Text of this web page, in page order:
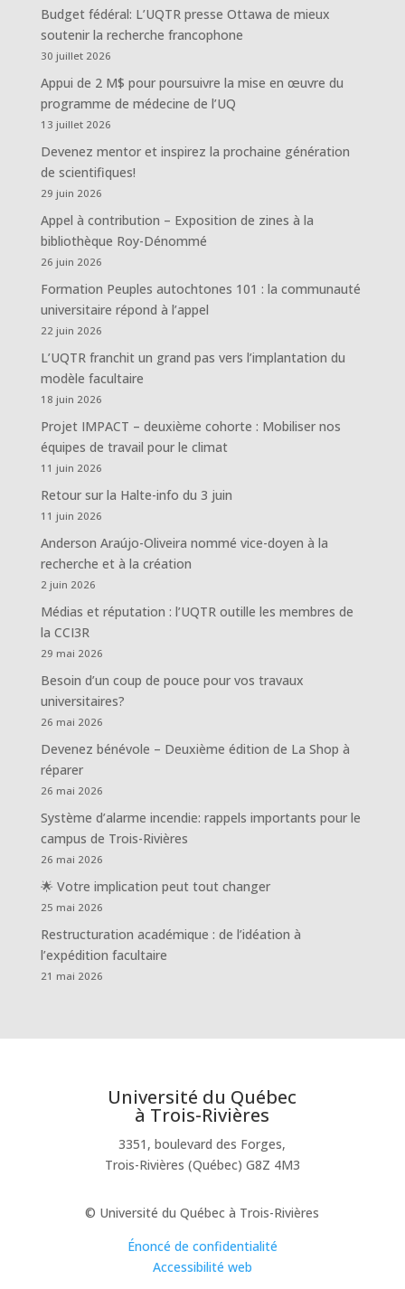
Budget fédéral: L’UQTR presse Ottawa de mieux
soutenir la recherche francophone
30 juillet 2026
Appui de 2 M$ pour poursuivre la mise en œuvre du
programme de médecine de l’UQ
13 juillet 2026
Devenez mentor et inspirez la prochaine génération
de scientifiques!
29 juin 2026
Appel à contribution – Exposition de zines à la
bibliothèque Roy-Dénommé
26 juin 2026
Formation Peuples autochtones 101 : la communauté
universitaire répond à l’appel
22 juin 2026
L’UQTR franchit un grand pas vers l’implantation du
modèle facultaire
18 juin 2026
Projet IMPACT – deuxième cohorte : Mobiliser nos
équipes de travail pour le climat
11 juin 2026
Retour sur la Halte-info du 3 juin
11 juin 2026
Anderson Araújo-Oliveira nommé vice-doyen à la
recherche et à la création
2 juin 2026
Médias et réputation : l’UQTR outille les membres de
la CCI3R
29 mai 2026
Besoin d’un coup de pouce pour vos travaux
universitaires?
26 mai 2026
Devenez bénévole – Deuxième édition de La Shop à
réparer
26 mai 2026
Système d’alarme incendie: rappels importants pour le
campus de Trois-Rivières
26 mai 2026
🌟 Votre implication peut tout changer
25 mai 2026
Restructuration académique : de l’idéation à
l’expédition facultaire
21 mai 2026
Université du Québec
à Trois-Rivières
3351, boulevard des Forges,
Trois-Rivières (Québec) G8Z 4M3
© Université du Québec à Trois-Rivières
Énoncé de confidentialité
Accessibilité web